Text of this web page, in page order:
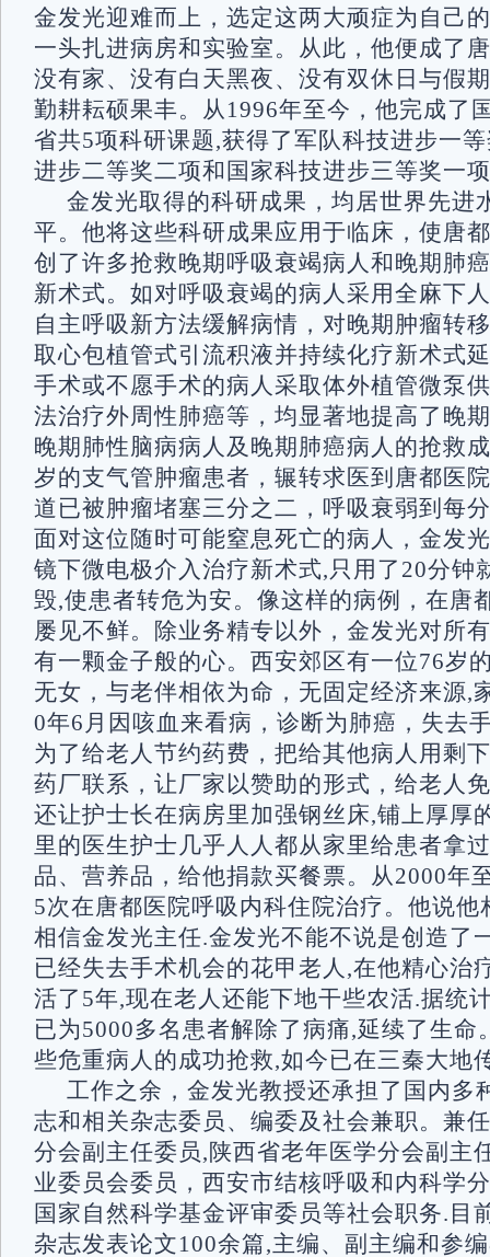
金发光迎难而上，选定这两大顽症为自己
一头扎进病房和实验室。从此，他便成了
没有家、没有白天黑夜、没有双休日与假
勤耕耘硕果丰。从1996年至今，他完成了
省共5项科研课题,获得了军队科技进步一
进步二等奖二项和国家科技进步三等奖一
金发光取得的科研成果，均居世界先进
平。他将这些科研成果应用于临床，使唐
创了许多抢救晚期呼吸衰竭病人和晚期肺
新术式。如对呼吸衰竭的病人采用全麻下
自主呼吸新方法缓解病情，对晚期肿瘤转
取心包植管式引流积液并持续化疗新术式
手术或不愿手术的病人采取体外植管微泵
法治疗外周性肺癌等，均显著地提高了晚
晚期肺性脑病病人及晚期肺癌病人的抢救
岁的支气管肿瘤患者，辗转求医到唐都医
道已被肿瘤堵塞三分之二，呼吸衰弱到每
面对这位随时可能窒息死亡的病人，金发
镜下微电极介入治疗新术式,只用了20分钟
毁,使患者转危为安。像这样的病例，在唐
屡见不鲜。除业务精专以外，金发光对所
有一颗金子般的心。西安郊区有一位76岁
无女，与老伴相依为命，无固定经济来源,
0年6月因咳血来看病，诊断为肺癌，失去
为了给老人节约药费，把给其他病人用剩
药厂联系，让厂家以赞助的形式，给老人
还让护士长在病房里加强钢丝床,铺上厚厚
里的医生护士几乎人人都从家里给患者拿
品、营养品，给他捐款买餐票。从2000年
5次在唐都医院呼吸内科住院治疗。他说他
相信金发光主任.金发光不能不说是创造了
已经失去手术机会的花甲老人,在他精心治
活了5年,现在老人还能下地干些农活.据统
已为5000多名患者解除了病痛,延续了生命
些危重病人的成功抢救,如今已在三秦大地
工作之余，金发光教授还承担了国内多
志和相关杂志委员、编委及社会兼职。兼
分会副主任委员,陕西省老年医学分会副主
业委员会委员，西安市结核呼吸和内科学
国家自然科学基金评审委员等社会职务.目
杂志发表论文100余篇,主编、副主编和参